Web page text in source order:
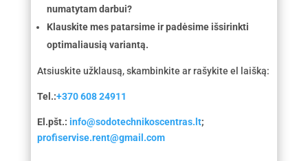
numatytam darbui?
Klauskite mes patarsime ir padėsime išsirinkti
optimaliausią variantą.
Atsiuskite užklausą, skambinkite ar rašykite el laišką:
Tel.:+370 608 24911
El.pšt.: info@sodotechnikoscentras.lt;
profiservise.rent@gmail.com